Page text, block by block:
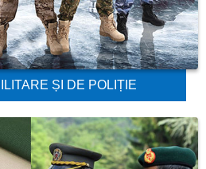
ȘI DE POLIȚIE